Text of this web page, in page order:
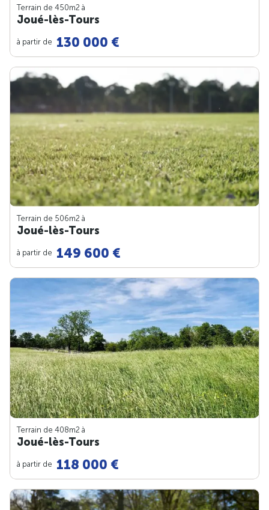
Terrain de 450m2 à
Joué-lès-Tours
à partir de 130 000 €
Terrain de 506m2 à
Joué-lès-Tours
à partir de 149 600 €
Terrain de 408m2 à
Joué-lès-Tours
à partir de 118 000 €